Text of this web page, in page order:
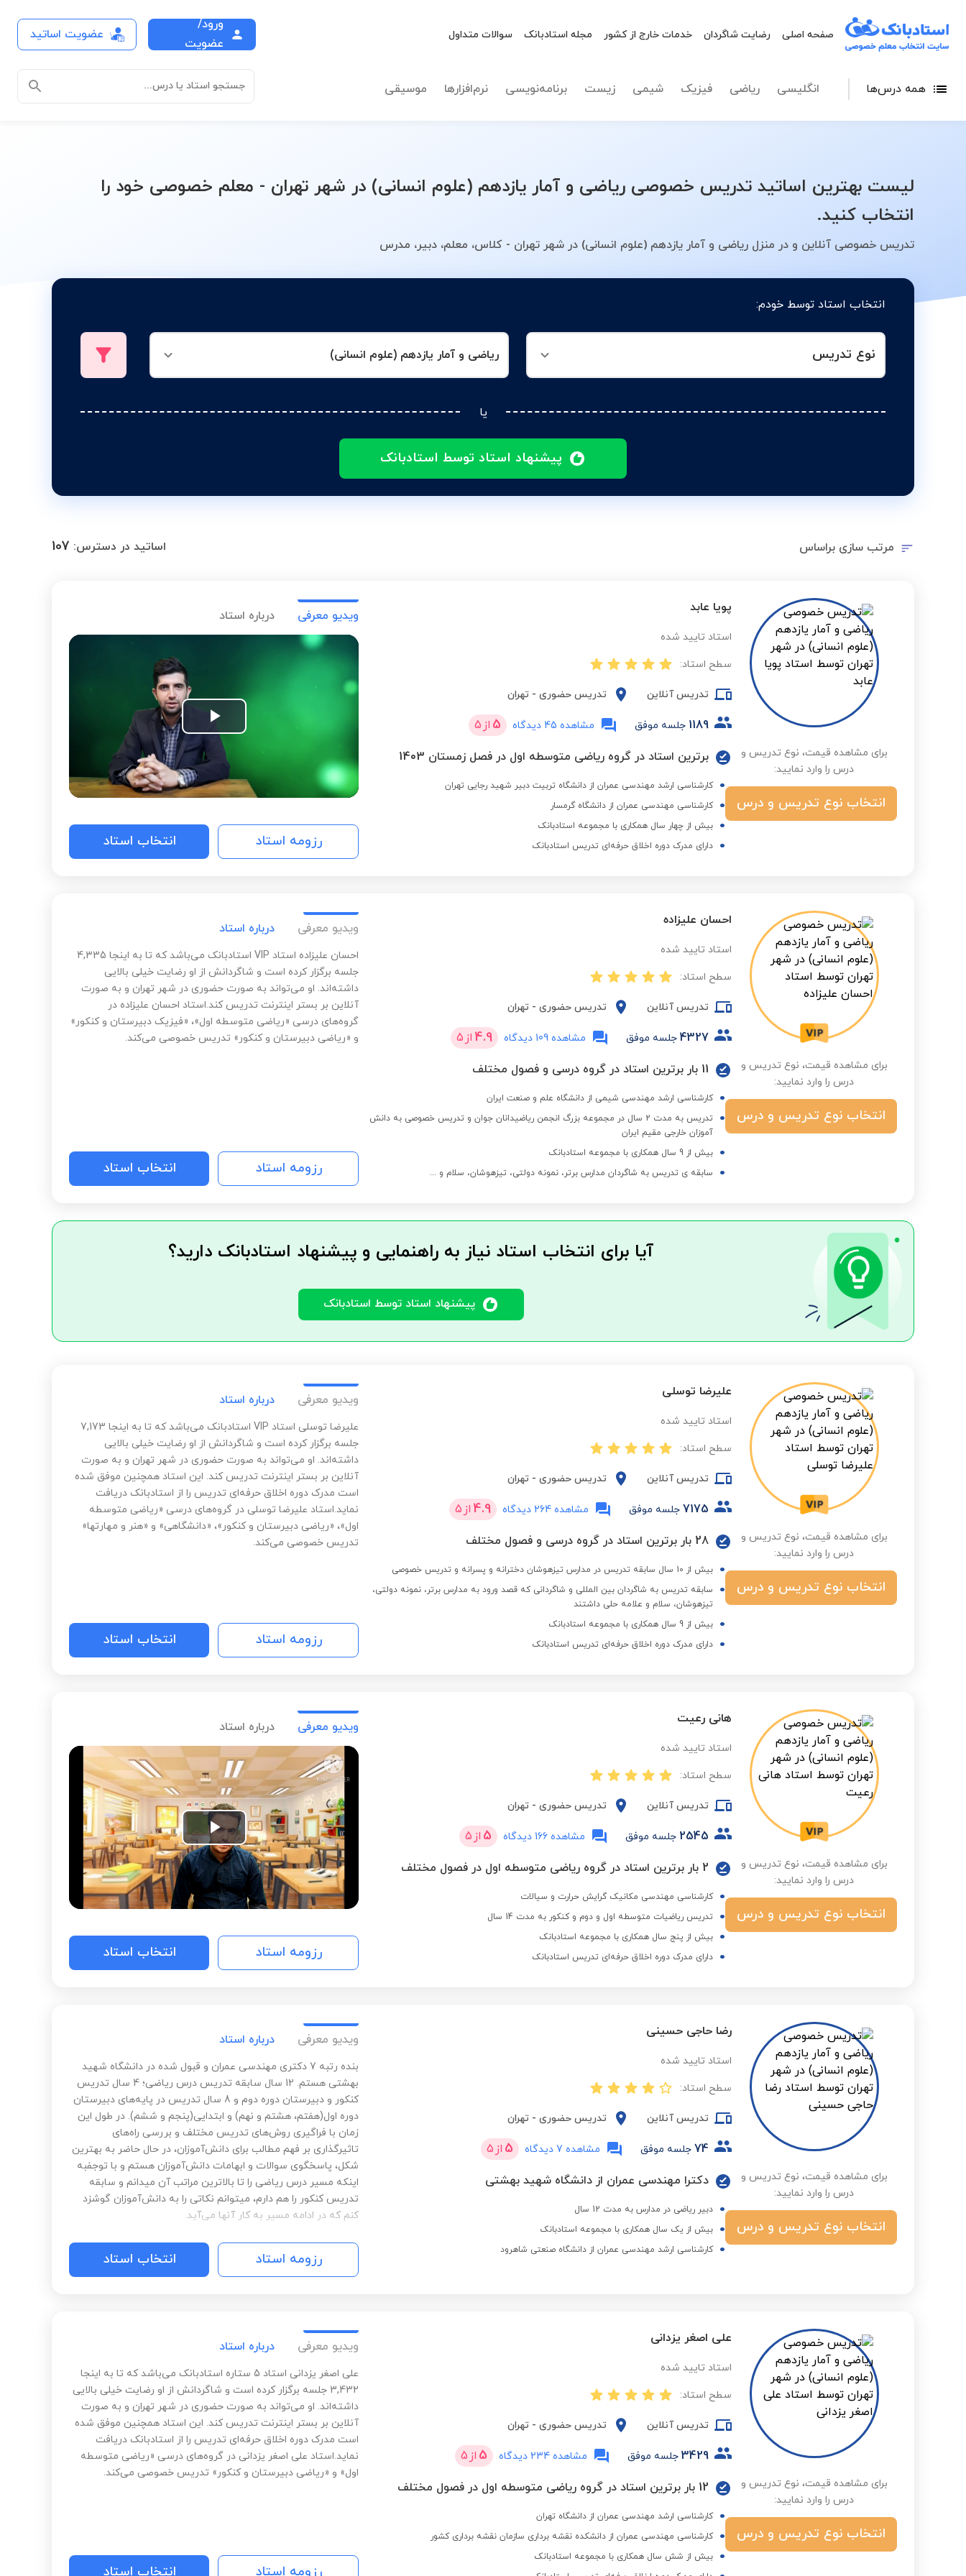
صفحه اصلی رضایت شاگردان خدمات خارج از کشور مجله استادبانک سوالات متداول
ورود/
عضویت
عضویت اساتید
همه درس‌ها انگلیسی ریاضی فیزیک شیمی زیست برنامه‌نویسی نرم‌افزارها موسیقی جستجو استاد یا درس...
لیست بهترین اساتید تدریس خصوصی ریاضی و آمار یازدهم (علوم انسانی) در شهر تهران - معلم خصوصی خود را
انتخاب کنید.
تدریس خصوصی آنلاین و در منزل ریاضی و آمار یازدهم (علوم انسانی) در شهر تهران - کلاس، معلم، دبیر، مدرس
انتخاب استاد توسط خودم:
نوع تدریس ریاضی و آمار یازدهم (علوم انسانی)
یا
پیشنهاد استاد توسط استادبانک
نوع تدریس ریاضی و آمار یازدهم (علوم انسانی)
مرتب سازی براساس اساتید در دسترس: 107
برای مشاهده قیمت، نوع تدریس و
درس را وارد نمایید:
انتخاب نوع تدریس و درس
پویا عابد
استاد تایید شده
سطح استاد:
تدریس آنلاین تدریس حضوری - تهران
1189 جلسه موفق مشاهده 45 دیدگاه 5 از 5
برترین استاد در گروه ریاضی متوسطه اول در فصل زمستان 1403
کارشناسی ارشد مهندسی عمران از دانشگاه تربیت دبیر شهید رجایی تهران
کارشناسی مهندسی عمران از دانشگاه گرمسار
بیش از چهار سال همکاری با مجموعه استادبانک
دارای مدرک دوره اخلاق حرفه‌ای تدریس استادبانک
ویدیو معرفی درباره استاد
Play
Video
رزومه استاد انتخاب استاد
برای مشاهده قیمت، نوع تدریس و
درس را وارد نمایید:
انتخاب نوع تدریس و درس
احسان علیزاده
استاد تایید شده
سطح استاد:
تدریس آنلاین تدریس حضوری - تهران
4327 جلسه موفق مشاهده 109 دیدگاه 4.9 از 5
11 بار برترین استاد در گروه درسی و فصول مختلف
کارشناسی ارشد مهندسی شیمی از دانشگاه علم و صنعت ایران
تدریس به مدت 2 سال در مجموعه بزرگ انجمن ریاضیدانان جوان و تدریس خصوصی به دانش
آموزان خارجی مقیم ایران
بیش از 9 سال همکاری با مجموعه استادبانک
سابقه ی تدریس به شاگردان مدارس برتر، نمونه دولتی، تیزهوشان، سلام و ...
ویدیو معرفی درباره استاد
احسان علیزاده استاد VIP استادبانک می‌باشد که تا به اینجا 4,335
جلسه برگزار کرده است و شاگردانش از او رضایت خیلی بالایی
داشته‌اند. او می‌تواند به صورت حضوری در شهر تهران و به صورت
آنلاین بر بستر اینترنت تدریس کند.استاد احسان علیزاده در
گروه‌های درسی «ریاضی متوسطه اول»، «فیزیک دبیرستان و کنکور»
و «ریاضی دبیرستان و کنکور» تدریس خصوصی می‌کند.
رزومه استاد انتخاب استاد
آیا برای انتخاب استاد نیاز به راهنمایی و پیشنهاد استادبانک دارید؟
پیشنهاد استاد توسط استادبانک
برای مشاهده قیمت، نوع تدریس و
درس را وارد نمایید:
انتخاب نوع تدریس و درس
علیرضا توسلی
استاد تایید شده
سطح استاد:
تدریس آنلاین تدریس حضوری - تهران
7175 جلسه موفق مشاهده 264 دیدگاه 4.9 از 5
28 بار برترین استاد در گروه درسی و فصول مختلف
بیش از 10 سال سابقه تدریس در مدارس تیزهوشان دخترانه و پسرانه و تدریس خصوصی
سابقه تدریس به شاگردان بین المللی و شاگردانی که قصد ورود به مدارس برتر، نمونه دولتی،
تیزهوشان، سلام و علامه حلی داشتند
بیش از 9 سال همکاری با مجموعه استادبانک
دارای مدرک دوره اخلاق حرفه‌ای تدریس استادبانک
ویدیو معرفی درباره استاد
علیرضا توسلی استاد VIP استادبانک می‌باشد که تا به اینجا 7,173
جلسه برگزار کرده است و شاگردانش از او رضایت خیلی بالایی
داشته‌اند. او می‌تواند به صورت حضوری در شهر تهران و به صورت
آنلاین بر بستر اینترنت تدریس کند. این استاد همچنین موفق شده
است مدرک دوره اخلاق حرفه‌ای تدریس را از استادبانک دریافت
نماید.استاد علیرضا توسلی در گروه‌های درسی «ریاضی متوسطه
اول»، «ریاضی دبیرستان و کنکور»، «دانشگاهی» و «هنر و مهارتها»
تدریس خصوصی می‌کند.
رزومه استاد انتخاب استاد
برای مشاهده قیمت، نوع تدریس و
درس را وارد نمایید:
انتخاب نوع تدریس و درس
هانی رعیت
استاد تایید شده
سطح استاد:
تدریس آنلاین تدریس حضوری - تهران
2545 جلسه موفق مشاهده 166 دیدگاه 5 از 5
2 بار برترین استاد در گروه ریاضی متوسطه اول در فصول مختلف
کارشناسی مهندسی مکانیک گرایش حرارت و سیالات
تدریس ریاضیات متوسطه اول و دوم و کنکور به مدت 14 سال
بیش از پنج سال همکاری با مجموعه استادبانک
دارای مدرک دوره اخلاق حرفه‌ای تدریس استادبانک
ویدیو معرفی درباره استاد
Play
Video
رزومه استاد انتخاب استاد
برای مشاهده قیمت، نوع تدریس و
درس را وارد نمایید:
انتخاب نوع تدریس و درس
رضا حاجی حسینی
استاد تایید شده
سطح استاد:
تدریس آنلاین تدریس حضوری - تهران
74 جلسه موفق مشاهده 7 دیدگاه 5 از 5
دکترا مهندسی عمران از دانشگاه شهید بهشتی
دبیر ریاضی در مدارس به مدت 12 سال
بیش از یک سال همکاری با مجموعه استادبانک
کارشناسی ارشد مهندسی عمران از دانشگاه صنعتی شاهرود
ویدیو معرفی درباره استاد
بنده رتبه 7 دکتری مهندسی عمران و قبول شده در دانشگاه شهید
بهشتی هستم. 12 سال سابقه تدریس درس ریاضی؛ 4 سال تدریس
کنکور و دبیرستان دوره دوم و 8 سال تدریس در پایه‌های دبیرستان
دوره اول(هفتم، هشتم و نهم) و ابتدایی(پنجم و ششم). در طول این
زمان با فراگیری روش‌های تدریس مختلف و بررسی راه‌های
تاثیرگذاری بر فهم مطالب برای دانش‌آموزان، در حال حاضر به بهترین
شکل، پاسخگوی سوالات و ابهامات دانش‌آموزان هستم و با توجفبه
اینکه مسیر درس ریاضی را تا بالاترین مراتب آن میدانم و سابقه
تدریس کنکور را هم دارم، میتوانم نکاتی را به دانش‌آموزان گوشزد
کنم که در ادامه مسیر به کار آنها می‌آید.
رزومه استاد انتخاب استاد
برای مشاهده قیمت، نوع تدریس و
درس را وارد نمایید:
انتخاب نوع تدریس و درس
علی اصغر یزدانی
استاد تایید شده
سطح استاد:
تدریس آنلاین تدریس حضوری - تهران
3429 جلسه موفق مشاهده 234 دیدگاه 5 از 5
12 بار برترین استاد در گروه ریاضی متوسطه اول در فصول مختلف
کارشناسی ارشد مهندسی عمران از دانشگاه تهران
کارشناسی مهندسی عمران از دانشکده نقشه برداری سازمان نقشه برداری کشور
بیش از شش سال همکاری با مجموعه استادبانک
ویدیو معرفی درباره استاد
علی اصغر یزدانی استاد 5 ستاره استادبانک می‌باشد که تا به اینجا
3,432 جلسه برگزار کرده است و شاگردانش از او رضایت خیلی بالایی
داشته‌اند. او می‌تواند به صورت حضوری در شهر تهران و به صورت
آنلاین بر بستر اینترنت تدریس کند. این استاد همچنین موفق شده
است مدرک دوره اخلاق حرفه‌ای تدریس را از استادبانک دریافت
نماید.استاد علی اصغر یزدانی در گروه‌های درسی «ریاضی متوسطه
اول» و «ریاضی دبیرستان و کنکور» تدریس خصوصی می‌کند.
رزومه استاد انتخاب استاد